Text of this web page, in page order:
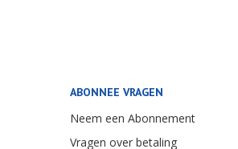
ABONNEE VRAGEN
Neem een Abonnement
Vragen over betaling